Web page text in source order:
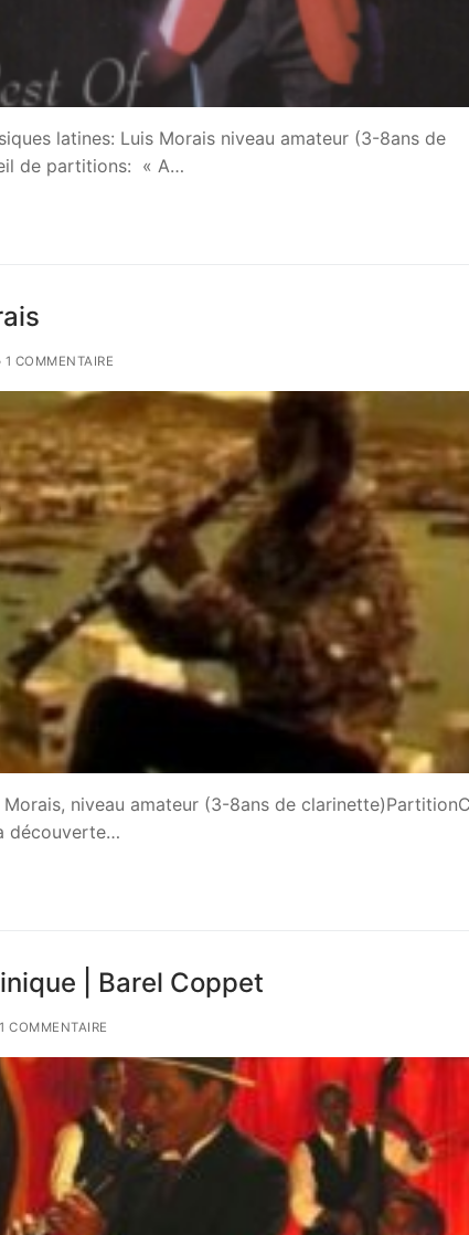
latines: Luis Morais niveau amateur (3-8ans de
de partitions: « A…
1 COMMENTAIRE
niveau amateur (3-8ans de
découverte…
| Barel Coppet
1 COMMENTAIRE